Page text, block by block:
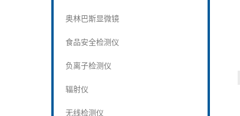
奥林巴斯显微镜
食品安全检测仪
负离子检测仪
辐射仪
无线检测仪